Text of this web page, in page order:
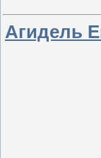
Агидель